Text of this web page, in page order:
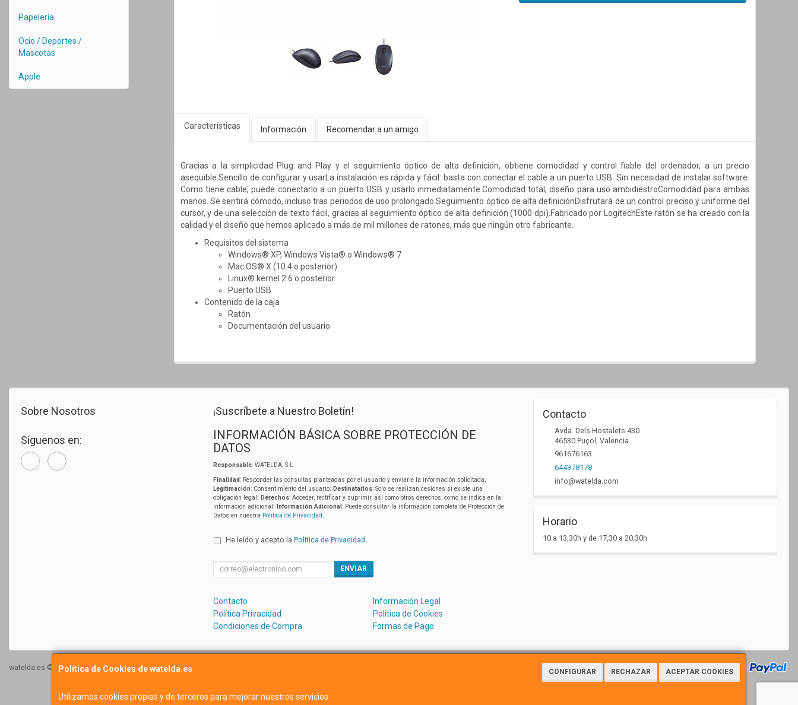
Papelería
Ocio / Deportes /
Mascotas
Apple
Características Información Recomendar a un amigo
Gracias a la simplicidad Plug and Play y el seguimiento óptico de alta definición, obtiene comodidad y control fiable del ordenador, a un precio
asequible.Sencillo de configurar y usarLa instalación es rápida y fácil: basta con conectar el cable a un puerto USB. Sin necesidad de instalar software.
Como tiene cable, puede conectarlo a un puerto USB y usarlo inmediatamente.Comodidad total, diseño para uso ambidiestroComodidad para ambas
manos. Se sentirá cómodo, incluso tras periodos de uso prolongado.Seguimiento óptico de alta definiciónDisfrutará de un control preciso y uniforme del
cursor, y de una selección de texto fácil, gracias al seguimiento óptico de alta definición (1000 dpi).Fabricado por LogitechEste ratón se ha creado con la
calidad y el diseño que hemos aplicado a más de mil millones de ratones, más que ningún otro fabricante.
Requisitos del sistema
Windows® XP, Windows Vista® o Windows® 7
Mac OS® X (10.4 o posterior)
Linux® kernel 2.6 o posterior
Puerto USB
Contenido de la caja
Ratón
Documentación del usuario
Política de Cookies de watelda.es CONFIGURAR RECHAZAR ACEPTAR COOKIES
Utilizamos cookies propias y de terceros para mejorar nuestros servicios.
Sobre Nosotros
Síguenos en:
¡Suscríbete a Nuestro Boletín!
INFORMACIÓN BÁSICA SOBRE PROTECCIÓN DE
DATOS
Responsable: WATELDA, S.L.
Finalidad: Responder las consultas planteadas por el usuario y enviarle la información solicitada;
Legitimación: Consentimiento del usuario; Destinatarios: Solo se realizan cesiones si existe una
obligación legal; Derechos: Acceder, rectificar y suprimir, así como otros derechos, como se indica en la
información adicional;
Información Adicional : Puede consultar la información completa de Protección de
Datos en nuestra Política de Privacidad.
He leído y acepto la Política de Privacidad .
ENVIAR
Contacto
Información Legal
Política Privacidad
Política de Cookies
Condiciones de Compra
Formas de Pago
Contacto
Avda. Dels Hostalets 43D
46530 Puçol , Valencia
961676163
644378178
info@watelda.com
Horario
10 a 13,30h y de 17,30 a 20,30h
watelda.es © 2026